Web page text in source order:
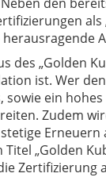
als
des „Golden
ist. Wer
sowie ein
Zudem
„Golden
Zertifizierung